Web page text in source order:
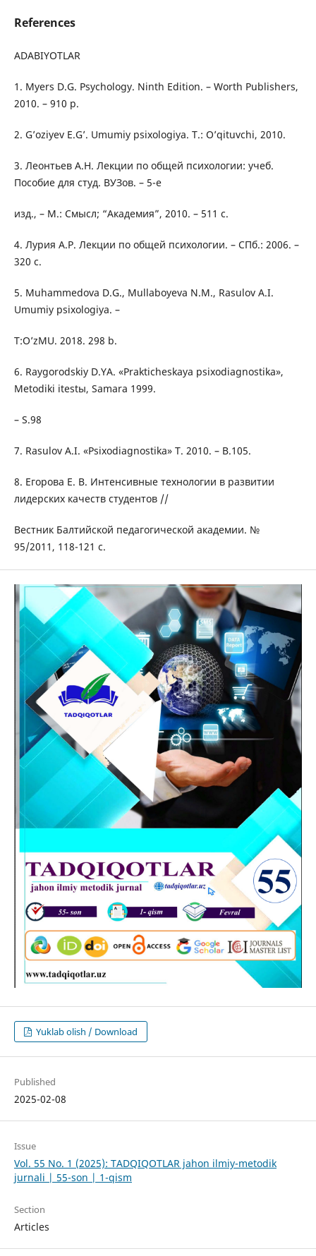
References
ADABIYOTLAR
1. Myers D.G. Psychology. Ninth Edition. – Worth Publishers,
2010. – 910 p.
2. G’oziyev E.G’. Umumiy psixologiya. T.: O’qituvchi, 2010.
3. Леонтьев А.Н. Лекции по общей психологии: учеб.
Пособие для студ. ВУЗов. – 5-e
изд., – M.: Смысл; “Академия”, 2010. – 511 с.
4. Лурия A.Р. Лекции по общей психологии. – СПб.: 2006. –
320 с.
5. Muhammedova D.G., Mullaboyeva N.M., Rasulov A.I.
Umumiy psixologiya. –
T:O’zMU. 2018. 298 b.
6. Raygorodskiy D.YA. «Prakticheskaya psixodiagnostika»,
Metodiki itestы, Samara 1999.
– S.98
7. Rasulov A.I. «Psixodiagnostika» T. 2010. – B.105.
8. Егорова Е. В. Интенсивные технологии в развитии
лидерских качеств студентов //
Вестник Балтийской педагогической академии. №
95/2011, 118-121 с.
Yuklab olish / Download
Published
2025-02-08
Issue
Vol. 55 No. 1 (2025): TADQIQOTLAR jahon ilmiy-metodik
jurnali | 55-son | 1-qism
Section
Articles